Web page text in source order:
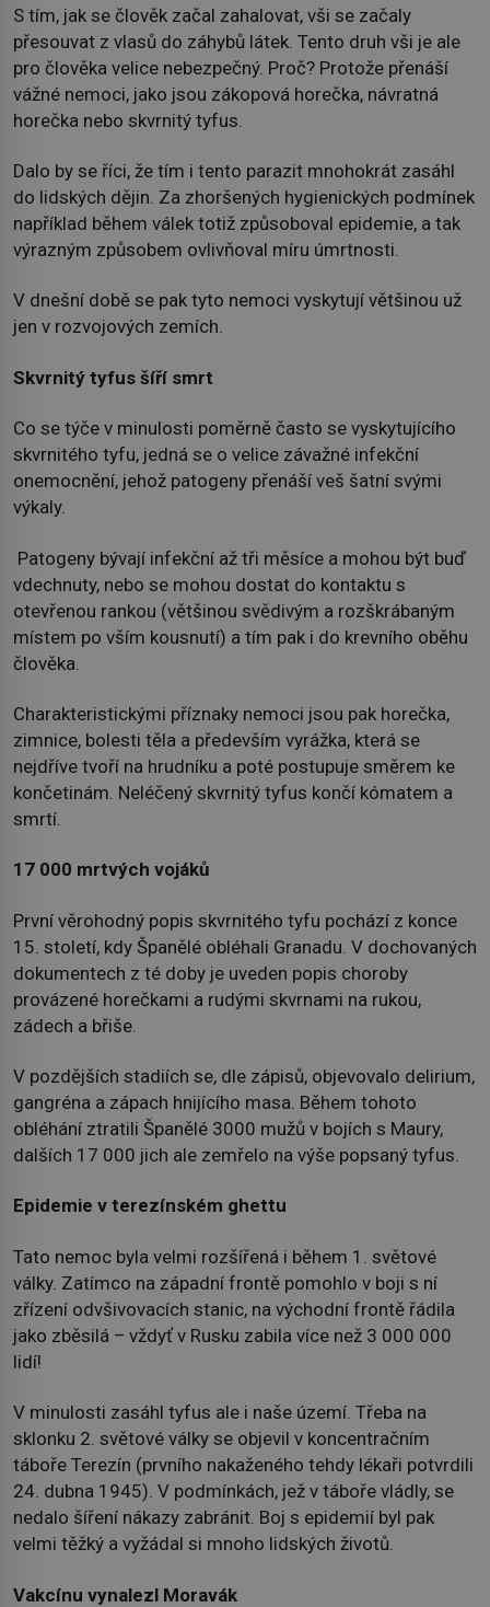
S tím, jak se člověk začal zahalovat, vši se začaly
přesouvat z vlasů do záhybů látek. Tento druh vši je ale
pro člověka velice nebezpečný. Proč? Protože přenáší
vážné nemoci, jako jsou zákopová horečka, návratná
horečka nebo skvrnitý tyfus.
Dalo by se říci, že tím i tento parazit mnohokrát zasáhl
do lidských dějin. Za zhoršených hygienických podmínek
například během válek totiž způsoboval epidemie, a tak
výrazným způsobem ovlivňoval míru úmrtnosti.
V dnešní době se pak tyto nemoci vyskytují většinou už
jen v rozvojových zemích.
Skvrnitý tyfus šíří smrt
Co se týče v minulosti poměrně často se vyskytujícího
skvrnitého tyfu, jedná se o velice závažné infekční
onemocnění, jehož patogeny přenáší veš šatní svými
výkaly.
Patogeny bývají infekční až tři měsíce a mohou být buď
vdechnuty, nebo se mohou dostat do kontaktu s
otevřenou rankou (většinou svědivým a rozškrábaným
místem po vším kousnutí) a tím pak i do krevního oběhu
člověka.
Charakteristickými příznaky nemoci jsou pak horečka,
zimnice, bolesti těla a především vyrážka, která se
nejdříve tvoří na hrudníku a poté postupuje směrem ke
končetinám. Neléčený skvrnitý tyfus končí kómatem a
smrtí.
17 000 mrtvých vojáků
První věrohodný popis skvrnitého tyfu pochází z konce
15. století, kdy Španělé obléhali Granadu. V dochovaných
dokumentech z té doby je uveden popis choroby
provázené horečkami a rudými skvrnami na rukou,
zádech a břiše.
V pozdějších stadiích se, dle zápisů, objevovalo delirium,
gangréna a zápach hnijícího masa. Během tohoto
obléhání ztratili Španělé 3000 mužů v bojích s Maury,
dalších 17 000 jich ale zemřelo na výše popsaný tyfus.
Epidemie v terezínském ghettu
Tato nemoc byla velmi rozšířená i během 1. světové
války. Zatímco na západní frontě pomohlo v boji s ní
zřízení odvšivovacích stanic, na východní frontě řádila
jako zběsilá – vždyť v Rusku zabila více než 3 000 000
lidí!
V minulosti zasáhl tyfus ale i naše území. Třeba na
sklonku 2. světové války se objevil v koncentračním
táboře Terezín (prvního nakaženého tehdy lékaři potvrdili
24. dubna 1945). V podmínkách, jež v táboře vládly, se
nedalo šíření nákazy zabránit. Boj s epidemií byl pak
velmi těžký a vyžádal si mnoho lidských životů.
Vakcínu vynalezl Moravák